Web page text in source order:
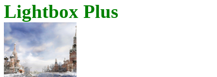
Lightbox Plus